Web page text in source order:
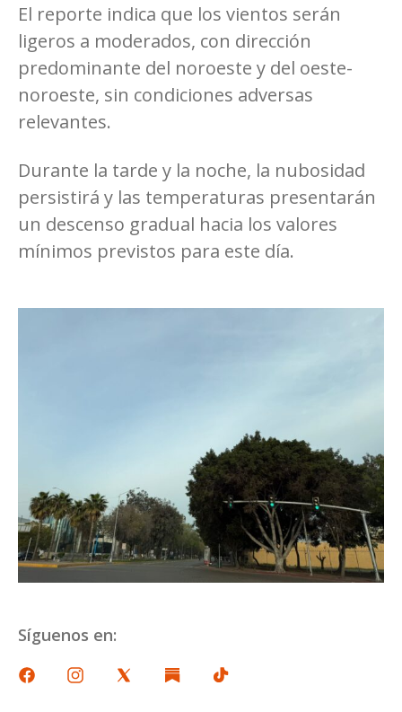
El reporte indica que los vientos serán
ligeros a moderados, con dirección
predominante del noroeste y del oeste-
noroeste, sin condiciones adversas
relevantes.
Durante la tarde y la noche, la nubosidad
persistirá y las temperaturas presentarán
un descenso gradual hacia los valores
mínimos previstos para este día.
Síguenos en: